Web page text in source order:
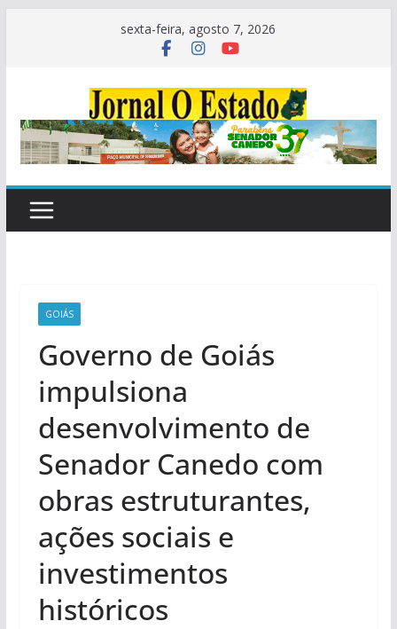
sexta-feira, agosto 7, 2026
GOIÁS
Governo de Goiás
impulsiona
desenvolvimento de
Senador Canedo com
obras estruturantes,
ações sociais e
investimentos
históricos